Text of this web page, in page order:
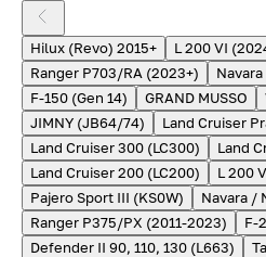
Hilux (Revo) 2015+ L 200 VI
Ranger P703/RA (2023+)
F-150 (Gen 14)
GRAND MUSSO
JIMNY (JB64/74)
Land Cruiser
Land Cruiser 300 (LC300)
Land
Land Cruiser 200 (LC200)
L 200
Pajero Sport III (KS0W)
Navara /
Ranger P375/PX (2011-2023)
F-
Defender II 90, 110, 130 (L663)